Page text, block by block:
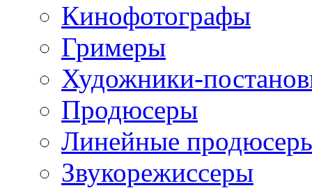
Кинофотографы
Гримеры
Художники-
Продюсеры
Линейные
Звукорежиссеры